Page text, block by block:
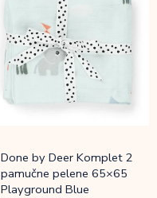
Done by Deer Komplet 2
pamučne pelene 65×65
Playground Blue